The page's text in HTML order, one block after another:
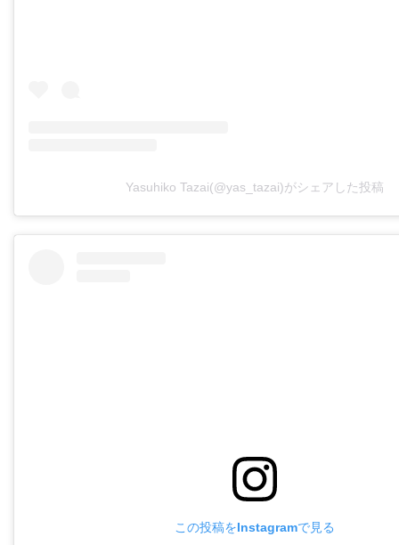
Yasuhiko Tazai(@yas_tazai)がシェアした投稿
この投稿をInstagramで見る